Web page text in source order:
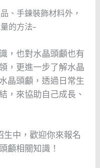
、手鍊裝飾材料外，
的方法–
，也對水晶頭顱也有
，更進一步了解水晶
晶頭顱，透過日常生
，來協助自己成長、
中，歡迎你來報名
顱相關知識！